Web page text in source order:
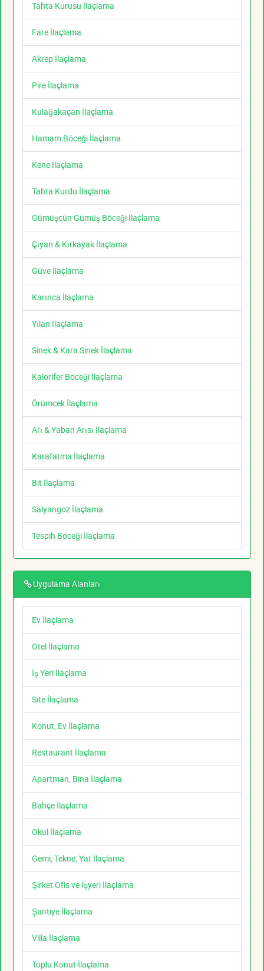
Tahta Kurusu İlaçlama
Fare İlaçlama
Akrep İlaçlama
Pire İlaçlama
Kulağakaçan İlaçlama
Hamam Böceği İlaçlama
Kene İlaçlama
Tahta Kurdu İlaçlama
Gümüşcün Gümüş Böceği İlaçlama
Çıyan & Kırkayak İlaçlama
Güve İlaçlama
Karınca İlaçlama
Yılan İlaçlama
Sinek & Kara Sinek İlaçlama
Kalorifer Böceği İlaçlama
Örümcek İlaçlama
Arı & Yaban Arısı İlaçlama
Karafatma İlaçlama
Bit İlaçlama
Salyangoz İlaçlama
Tespih Böceği İlaçlama
Uygulama Alanları
Ev İlaçlama
Otel İlaçlama
İş Yeri İlaçlama
Site İlaçlama
Konut, Ev İlaçlama
Restaurant İlaçlama
Apartman, Bina İlaçlama
Bahçe İlaçlama
Okul İlaçlama
Gemi, Tekne, Yat İlaçlama
Şirket Ofis ve İşyeri İlaçlama
Şantiye İlaçlama
Villa İlaçlama
Toplu Konut İlaçlama